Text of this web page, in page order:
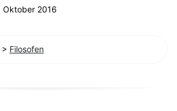
Oktober 2016
> Filosofen